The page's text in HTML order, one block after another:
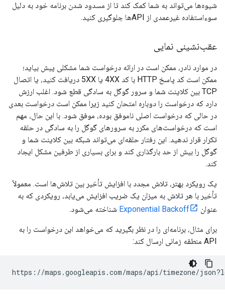
شیوه‌ها می‌تواند به شما کمک کند تا از مسدود شدن برنامه خود به دلیل
سوءاستفاده غیرعمدی از APIها جلوگیری کنید.
عقب‌نشینی نمایی
در موارد نادر، ممکن است در ارائه درخواست شما مشکلی پیش بیاید؛
ممکن است کد پاسخ HTTP با کد 4XX یا 5XX دریافت کنید، یا اتصال
TCP بین کلاینت شما و سرور گوگل به سادگی قطع شود. اغلب ارزش
دارد که درخواست را دوباره امتحان کنید زیرا ممکن است درخواست بعدی
در حالی که درخواست اصلی ناموفق بوده، موفق شود. با این حال، مهم
است که درخواست‌های مکرر به سرورهای گوگل را به سادگی در حلقه
تکرار قرار ندهید. این رفتار حلقه‌ای می‌تواند شبکه بین کلاینت شما و
گوگل را بیش از حد بارگذاری کند و برای بسیاری از طرفین مشکل ایجاد
کند.
یک رویکرد بهتر، تلاش مجدد با افزایش تأخیر بین تلاش‌ها است. معمولاً
تأخیر با هر تلاش به میزان یک ضریب افزایش می‌یابد، رویکردی که به
عنوان
Exponential Backoff شناخته می‌شود.
برای مثال، برنامه‌ای را در نظر بگیرید که می‌خواهد این درخواست را به
API منطقه زمانی ارسال کند:
https://maps.googleapis.com/maps/api/timezone/